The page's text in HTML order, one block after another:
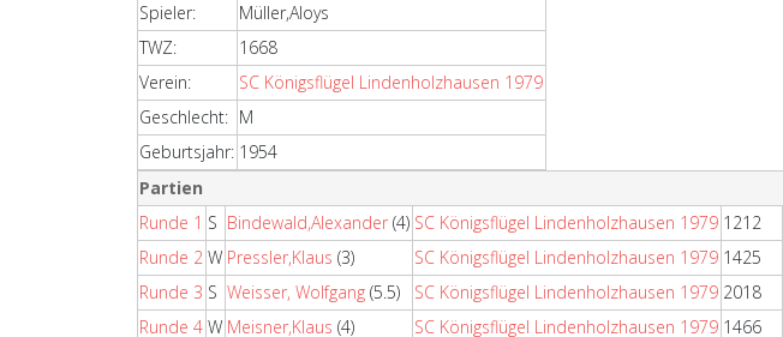
Spieler:
Müller,Aloys
TWZ:
1668
Verein:
SC Königsflügel Lindenholzhausen 1979
Geschlecht: M
Geburtsjahr: 1954
Partien
Runde 1 S Bindewald,Alexander (4) SC Königsflügel Lindenholzhausen 1979 1212
Runde 2 W Pressler,Klaus (3) SC Königsflügel Lindenholzhausen 1979 1425
Runde 3 S Weisser, Wolfgang (5.5) SC Königsflügel Lindenholzhausen 1979 2018
Runde 4 W Meisner,Klaus (4) SC Königsflügel Lindenholzhausen 1979 1466